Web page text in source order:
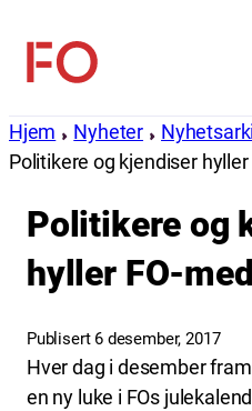
innhold
FO
Hjem Nyheter
Politikere og kjendiser
Politikere og
hyller FO-
Publisert 6 desember, 2017
Hver dag i desember
en ny luke i FOs